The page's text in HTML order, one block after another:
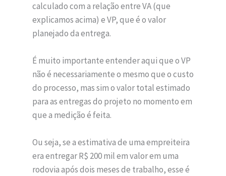
calculado com a relação entre VA (que
explicamos acima) e VP, que é o valor
planejado da entrega.
É muito importante entender aqui que o VP
não é necessariamente o mesmo que o custo
do processo, mas sim o valor total estimado
para as entregas do projeto no momento em
que a medição é feita.
Ou seja, se a estimativa de uma empreiteira
era entregar R$ 200 mil em valor em uma
rodovia após dois meses de trabalho, esse é